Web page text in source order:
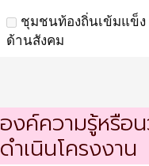
ชุมชนท้องถิ่นเข้มแข็ง
ด้านสังคม
องค์ความรู้หรือ
ดำเนินโครงงาน